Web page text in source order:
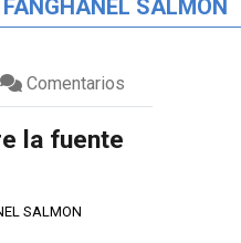
SALMON
Comentarios
la fuente
SALMON